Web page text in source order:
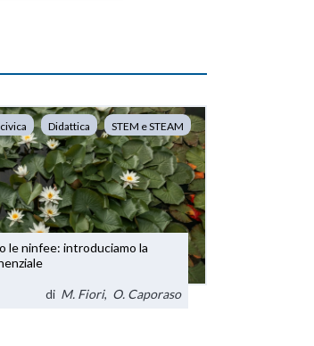
Didattica STEM e STEAM
le ninfee: introduciamo la
di M. Fiori, O. Caporaso